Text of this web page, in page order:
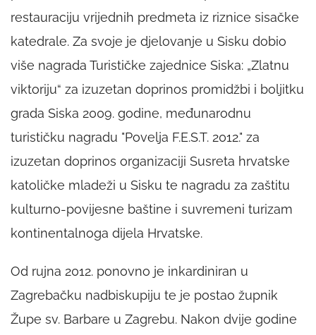
restauraciju vrijednih predmeta iz riznice sisačke
katedrale. Za svoje je djelovanje u Sisku dobio
više nagrada Turističke zajednice Siska: „Zlatnu
viktoriju“ za izuzetan doprinos promidžbi i boljitku
grada Siska 2009. godine, međunarodnu
turističku nagradu "Povelja F.E.S.T. 2012." za
izuzetan doprinos organizaciji Susreta hrvatske
katoličke mladeži u Sisku te nagradu za zaštitu
kulturno-povijesne baštine i suvremeni turizam
kontinentalnoga dijela Hrvatske.
Od rujna 2012. ponovno je inkardiniran u
Zagrebačku nadbiskupiju te je postao župnik
Župe sv. Barbare u Zagrebu. Nakon dvije godine